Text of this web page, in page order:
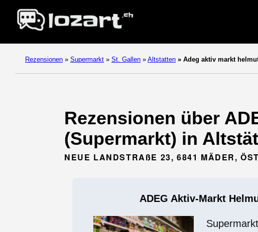
Rezensionen » Supermarkt » St. Gallen » Altstatten » Adeg aktiv markt
Rezensionen über
(Supermarkt) in
NEUE LANDSTRAßE 23, 6841 MÄDER,
ADEG Aktiv-Markt
Supermarkt